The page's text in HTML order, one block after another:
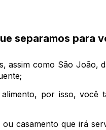
separamos para
assim como São João,
alimento, por isso,
casamento que irá